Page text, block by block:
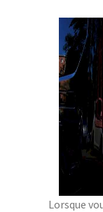
Lorsque